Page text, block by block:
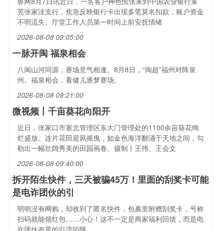
芜张家洼支行，焦急反映银行卡出现多笔莫名扣款，账户资金
不明流失。厅堂工作人员第一时间上前安抚情绪
2026-08-08 09:05:00
一脉开闽 福泉相会
八闽山河同源，赛场意气相逢。8月8日，“闽超”福州对阵泉
州。福泉相会，看健儿逐梦赛场。
2026-08-08 09:21:00
微视频丨千亩葵花向阳开
近日，张家口市塞北管理区东大门管理处的1100余亩葵花绚
烂盛放。连片花田迎风摇曳，如金色海洋翻涌于天地之间，勾
勒出一幅壮阔秀美的田园画卷。摄制丨王伟、王会文
2026-08-08 09:40:00
拆开陌生快件，三天被骗45万！里面的刮奖卡可能
是电诈团伙的引
明明没有网购，却收到了匿名快件，包裹里附赠刮奖卡，号称
扫码就能领红包……小心！这不一定是商家福利回馈，而是电
诈团伙布置的引流陷阱